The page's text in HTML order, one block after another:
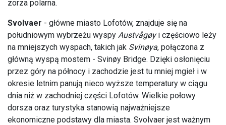
zorza polarna.
Svolvaer - główne miasto Lofotów, znajduje się na
południowym wybrzeżu wyspy Austvågøyi częściowo leży
na mniejszych wyspach, takich jak Svinøya, połączona z
główną wyspą mostem - Svinøy Bridge. Dzięki osłonięciu
przez góry na północy i zachodzie jest tu mniej mgieł i w
okresie letnim panują nieco wyższe temperatury w ciągu
dnia niż w zachodniej części Lofotów. Wielkie połowy
dorsza oraz turystyka stanowią najważniejsze
ekonomiczne podstawy dla miasta. Svolvaer jest ważnym